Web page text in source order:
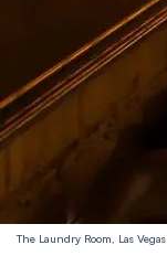
The Laundry Room, Las Vegas